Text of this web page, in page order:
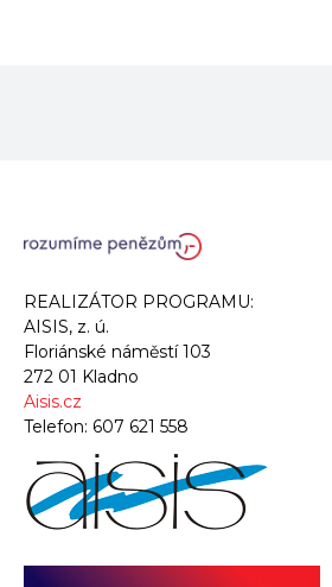
REALIZÁTOR PROGRAMU:
AISIS, z. ú.
Floriánské náměstí 103
272 01 Kladno
Aisis.cz
Telefon: 607 621 558